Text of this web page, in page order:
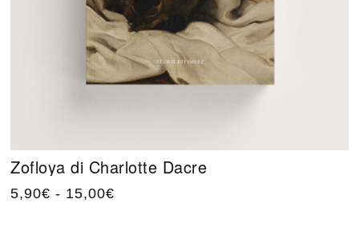
Zofloya di Charlotte Dacre
5,90€ - 15,00€